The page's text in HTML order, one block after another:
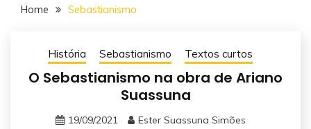
Home Sebastianismo
História Sebastianismo Textos curtos
O Sebastianismo na obra de Ariano
Suassuna
19/09/2021 Ester Suassuna Simões